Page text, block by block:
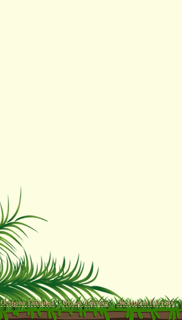
Острова Тайланда Отдых Тайланд Экскурсии Паттайя